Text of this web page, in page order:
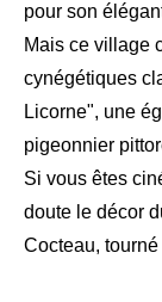
pour son
Mais ce village
cynégétiques
Licorne", une
pigeonnier
Si vous êtes
doute le décor
Cocteau,